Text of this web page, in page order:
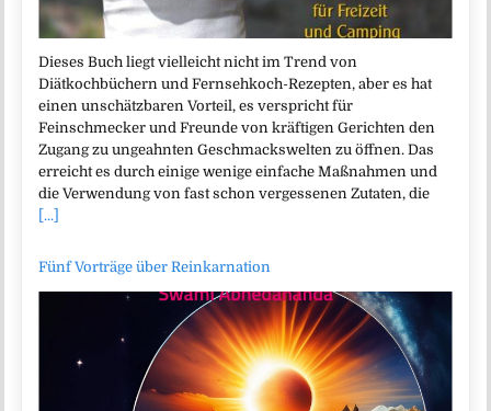
Dieses Buch liegt vielleicht nicht im Trend von
Diätkochbüchern und Fernsehkoch-Rezepten, aber es hat
einen unschätzbaren Vorteil, es verspricht für
Feinschmecker und Freunde von kräftigen Gerichten den
Zugang zu ungeahnten Geschmackswelten zu öffnen. Das
erreicht es durch einige wenige einfache Maßnahmen und
die Verwendung von fast schon vergessenen Zutaten, die
[...]
Fünf Vorträge über Reinkarnation